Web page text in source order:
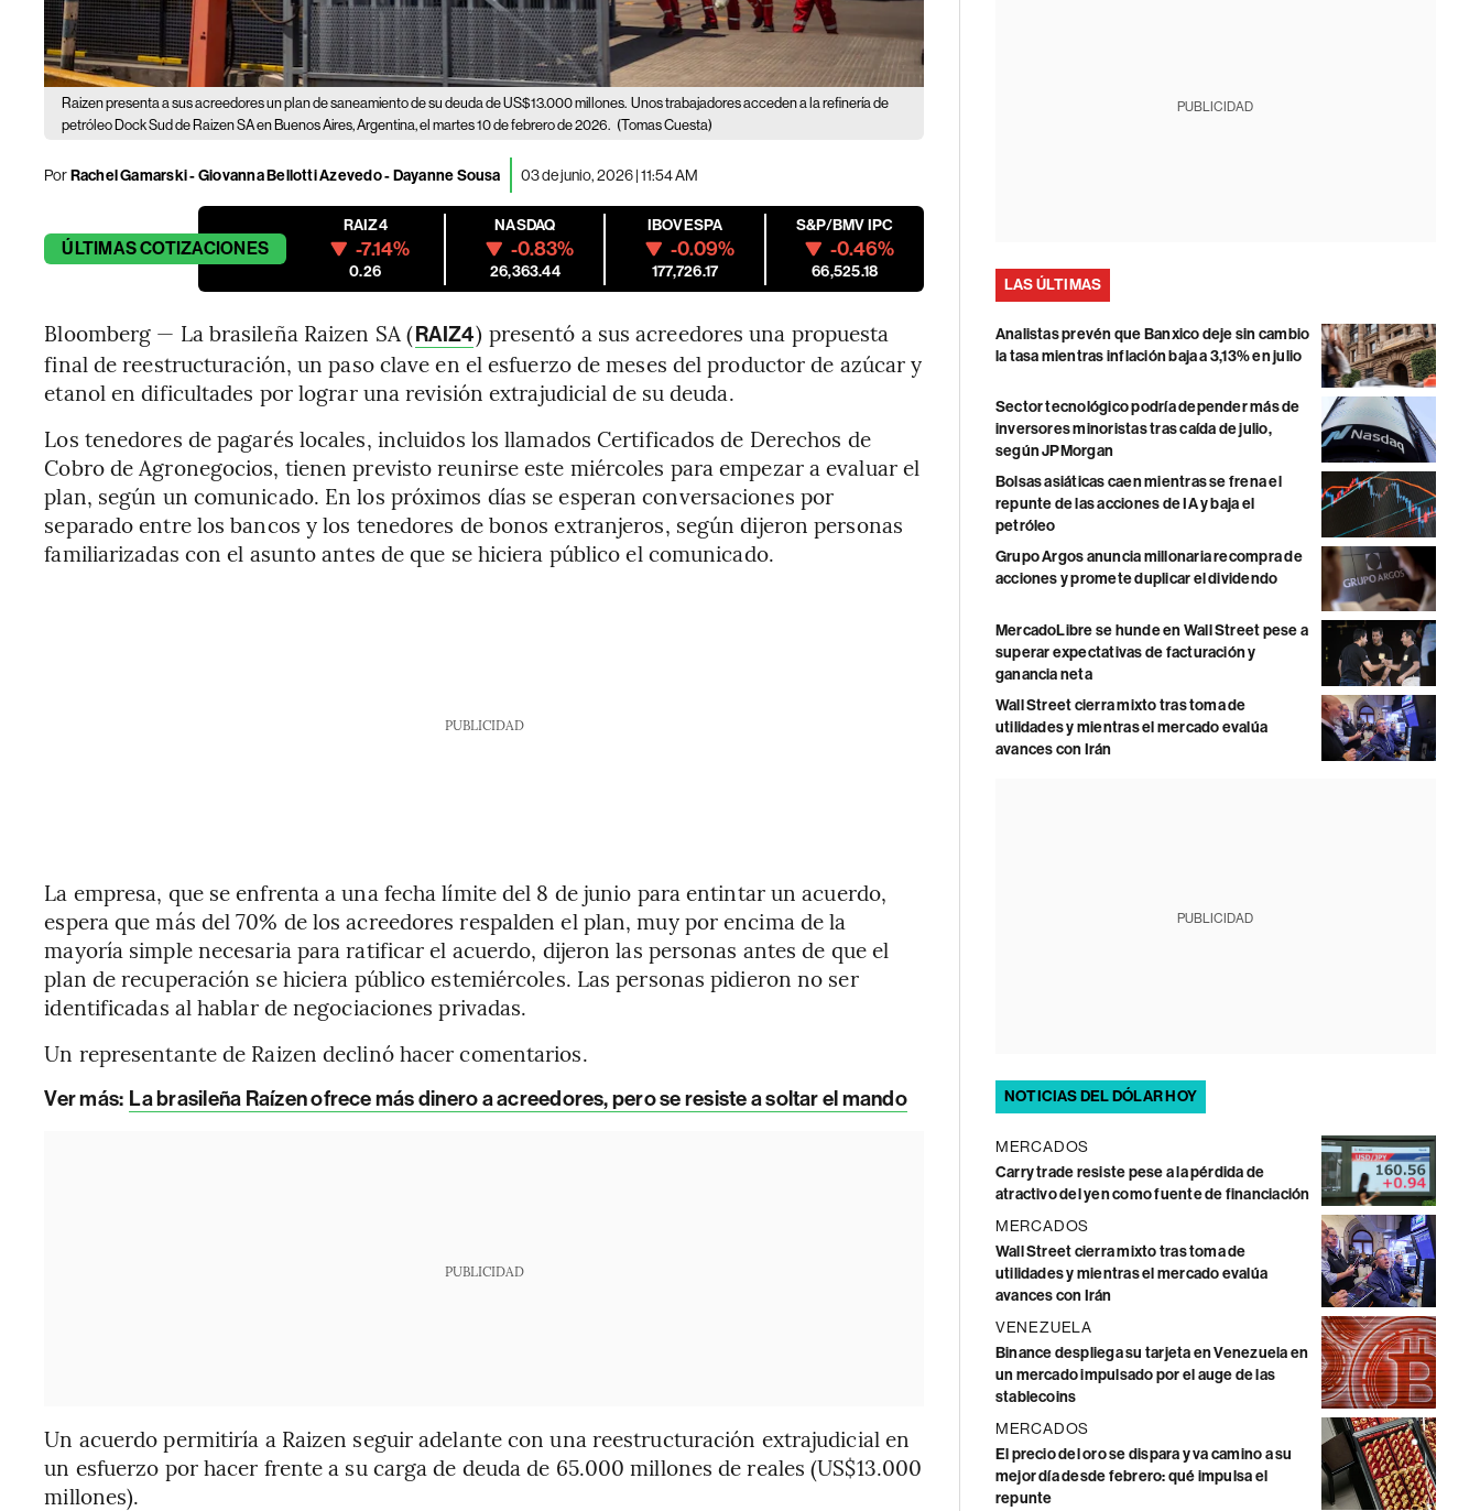
Raizen presenta a sus acreedores un plan de saneamiento de su deuda de US$13.000 millones. Unos trabajadores acceden a la refinería de
petróleo Dock Sud de Raizen SA en Buenos Aires, Argentina, el martes 10 de febrero de 2026. (Tomas Cuesta)
PorRachel Gamarski - Giovanna Bellotti Azevedo - Dayanne Sousa 03 de junio, 2026 | 11:54 AM
ÚLTIMASCOTIZACIONES
RAIZ4
-7.14%
0.26
NASDAQ
-0.83%
26,363.44
IBOVESPA
-0.09%
177,726.17
S&P/BMV IPC
-0.46%
66,525.18
Bloomberg — La brasileña Raizen SA (RAIZ4) presentó a sus acreedores una propuesta
final de reestructuración, un paso clave en el esfuerzo de meses del productor de azúcar y
etanol en dificultades por lograr una revisión extrajudicial de su deuda.
Los tenedores de pagarés locales, incluidos los llamados Certificados de Derechos de
Cobro de Agronegocios, tienen previsto reunirse este miércoles para empezar a evaluar el
plan, según un comunicado. En los próximos días se esperan conversaciones por
separado entre los bancos y los tenedores de bonos extranjeros, según dijeron personas
familiarizadas con el asunto antes de que se hiciera público el comunicado.
PUBLICIDAD
La empresa, que se enfrenta a una fecha límite del 8 de junio para entintar un acuerdo,
espera que más del 70% de los acreedores respalden el plan, muy por encima de la
mayoría simple necesaria para ratificar el acuerdo, dijeron las personas antes de que el
plan de recuperación se hiciera público estemiércoles. Las personas pidieron no ser
identificadas al hablar de negociaciones privadas.
Un representante de Raizen declinó hacer comentarios.
Ver más: La brasileña Raízen ofrece más dinero a acreedores, pero se resiste a soltar el mando
PUBLICIDAD
Un acuerdo permitiría a Raizen seguir adelante con una reestructuración extrajudicial en
un esfuerzo por hacer frente a su carga de deuda de 65.000 millones de reales (US$13.000
millones).
PUBLICIDAD
LAS ÚLTIMAS
Analistas prevén que Banxico deje sin cambio
la tasa mientras inflación baja a 3,13% en julio
Sector tecnológico podría depender más de
inversores minoristas tras caída de julio,
según JPMorgan
Bolsas asiáticas caen mientras se frena el
repunte de las acciones de IA y baja el
petróleo
Grupo Argos anuncia millonaria recompra de
acciones y promete duplicar el dividendo
MercadoLibre se hunde en Wall Street pese a
superar expectativas de facturación y
ganancia neta
Wall Street cierra mixto tras toma de
utilidades y mientras el mercado evalúa
avances con Irán
PUBLICIDAD
NOTICIAS DEL DÓLAR HOY
MERCADOS
Carry trade resiste pese a la pérdida de
atractivo del yen como fuente de financiación
MERCADOS
Wall Street cierra mixto tras toma de
utilidades y mientras el mercado evalúa
avances con Irán
VENEZUELA
Binance despliega su tarjeta en Venezuela en
un mercado impulsado por el auge de las
stablecoins
MERCADOS
El precio del oro se dispara y va camino a su
mejor día desde febrero: qué impulsa el
repunte